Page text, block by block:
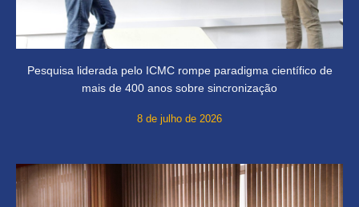
Pesquisa liderada pelo ICMC rompe paradigma científico de
mais de 400 anos sobre sincronização
8 de julho de 2026